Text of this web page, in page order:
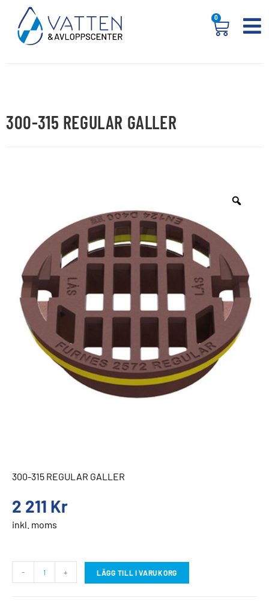
0
300-315 REGULAR GALLER
300-315 REGULAR GALLER
2 211 Kr
inkl. moms
- + LÄGG TILL I VARUKORG